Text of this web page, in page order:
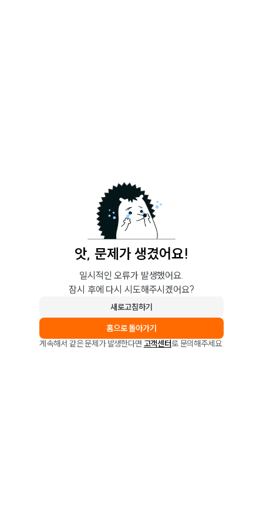
앗, 문제가 생겼어요!
일시적인 오류가 발생했어요.
잠시 후에 다시 시도해주시겠어요?
새로고침하기
홈으로 돌아가기
계속해서 같은 문제가 발생한다면 고객센터로 문의해주세요.